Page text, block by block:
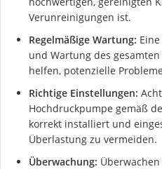
Verunreinigungen ist.
Regelmäßige Wartung:
und Wartung des
helfen, potenzielle
Richtige Einstellungen:
Hochdruckpumpe gemäß
korrekt installiert und
Überlastung zu vermeiden.
Überwachung: